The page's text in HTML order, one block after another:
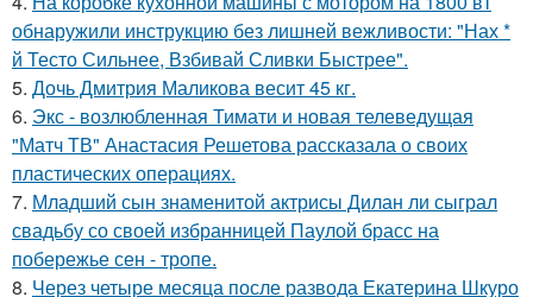
обнаружили инструкцию без лишней вежливости: "Нах *
й Тесто Сильнее, Взбивай Сливки Быстрее".
5. Дочь Дмитрия Маликова весит 45 кг.
6. Экс - возлюбленная Тимати и новая телеведущая
"Матч ТВ" Анастасия Решетова рассказала о своих
пластических операциях.
7. Младший сын знаменитой актрисы Дилан ли сыграл
свадьбу со своей избранницей Паулой брасс на
побережье сен - тропе.
8. Через четыре месяца после развода Екатерина Шкуро